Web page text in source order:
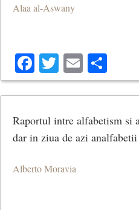
Alaa al-Aswany
Facebook
Twitter
Email
Raportul intre alfabetism si
dar in ziua de azi analfabetii
Alberto Moravia